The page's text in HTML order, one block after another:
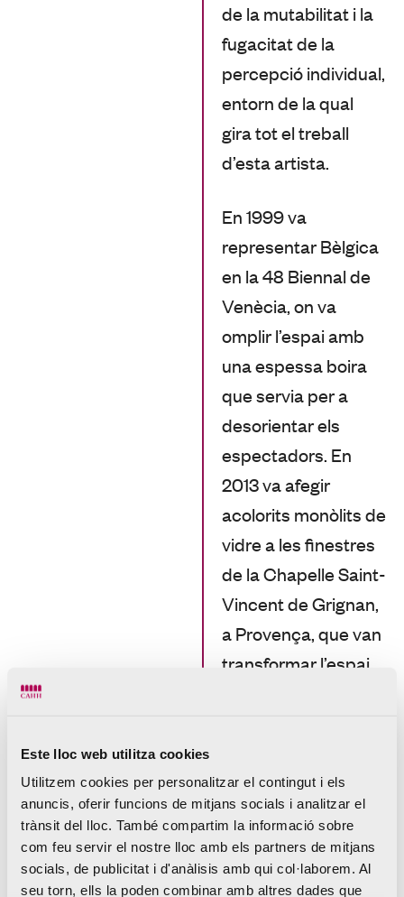
Este lloc web utilitza cookies
Utilitzem cookies per personalitzar el contingut i els
anuncis, oferir funcions de mitjans socials i analitzar el
trànsit del lloc. També compartim la informació sobre
com feu servir el nostre lloc amb els partners de mitjans
socials, de publicitat i d'anàlisis amb qui col·laborem. Al
seu torn, ells la poden combinar amb altres dades que
de la mutabilitat i la
fugacitat de la
percepció individual,
entorn de la qual
gira tot el treball
d’esta artista.
En 1999 va
representar Bèlgica
en la 48 Biennal de
Venècia, on va
omplir l’espai amb
una espessa boira
que servia per a
desorientar els
espectadors. En
2013 va afegir
acolorits monòlits de
vidre a les finestres
de la Chapelle Saint-
Vincent de Grignan,
a Provença, que van
transformar l’espai
El treball d’Ann
Veronica Janssens
ha sigut presentat